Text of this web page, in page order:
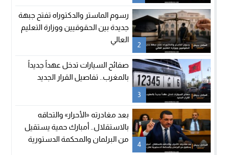
2
رسوم الماستر والدكتوراه تفتح جبهة
جديدة بين الحقوقيين ووزارة التعليم
العالي
3
صفائح السيارات تدخل عهداً جديداً
بالمغرب.. تفاصيل القرار الجديد
4
بعد مغادرته «الأحرار» والتحاقه
بالاستقلال.. أمبارك حمية يستقيل
من البرلمان والمحكمة الدستورية